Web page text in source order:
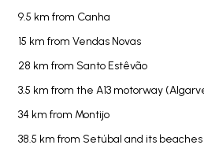
9.5 km from Canha
15 km from Vendas Novas
28 km from Santo Estêvão
3.5 km from the A13 motorway
34 km from Montijo
38.5 km from Setúbal and its beaches